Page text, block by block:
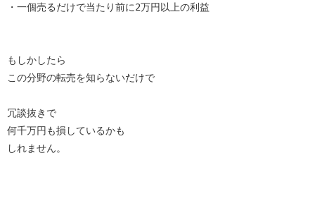
・一個売るだけで当たり前に2万円以上の利益
もしかしたら
この分野の転売を知らないだけで
冗談抜きで
何千万円も損しているかも
しれません。